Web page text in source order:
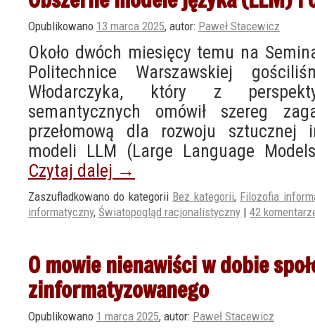
Opublikowano 13 marca 2025, autor: Paweł Stacewicz
Około dwóch miesięcy temu na
Politechnice Warszawskiej
Włodarczyka, który z
semantycznych omówił szereg
przełomową dla rozwoju sztucznej
modeli LLM (Large Language
Czytaj dalej →
Zaszufladkowano do kategorii Bez kategorii, Filozofia
informatyczny, Światopogląd racjonalistyczny | 42
O mowie nienawiści w dobie
zinformatyzowanego
Opublikowano 1 marca 2025, autor: Paweł Stacewicz